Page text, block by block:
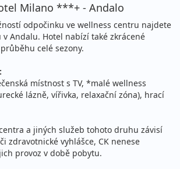
polopenze
vlastní
16 500 Kč
cena za 8 dní (7 nocí)
polopenze
vlastní
cena za 8 dní (7 nocí)
Milano ***+ - Andalo
odpočinku ve wellness centru najdete
v Andalu. Hotel nabízí také zkrácené
celé sezony.
místnost s TV, *malé wellness
lázně, vířivka, relaxační zóna), hrací
a jiných služeb tohoto druhu závisí
zdravotnické vyhlášce, CK nenese
provoz v době pobytu.